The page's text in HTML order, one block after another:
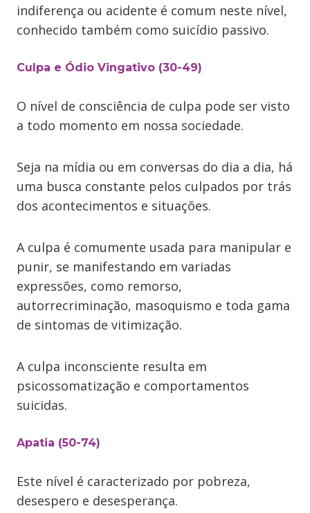
indiferença ou acidente é comum neste nível,
conhecido também como suicídio passivo.
Culpa e Ódio Vingativo (30-49)
O nível de consciência de culpa pode ser visto
a todo momento em nossa sociedade.
Seja na mídia ou em conversas do dia a dia, há
uma busca constante pelos culpados por trás
dos acontecimentos e situações.
A culpa é comumente usada para manipular e
punir, se manifestando em variadas
expressões, como remorso,
autorrecriminação, masoquismo e toda gama
de sintomas de vitimização.
A culpa inconsciente resulta em
psicossomatização e comportamentos
suicidas.
Apatia (50-74)
Este nível é caracterizado por pobreza,
desespero e desesperança.